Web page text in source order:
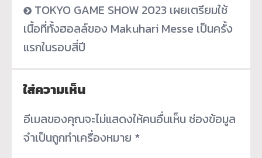
TOKYO GAME SHOW 2023 เผยเตรียมใช้
เนื้อที่ทั้งฮอลล์ของ Makuhari Messe เป็นครั้ง
แรกในรอบสี่ปี
ใส่ความเห็น
อีเมลของคุณจะไม่แสดงให้คนอื่นเห็น ช่องข้อมูล
จำเป็นถูกทำเครื่องหมาย *